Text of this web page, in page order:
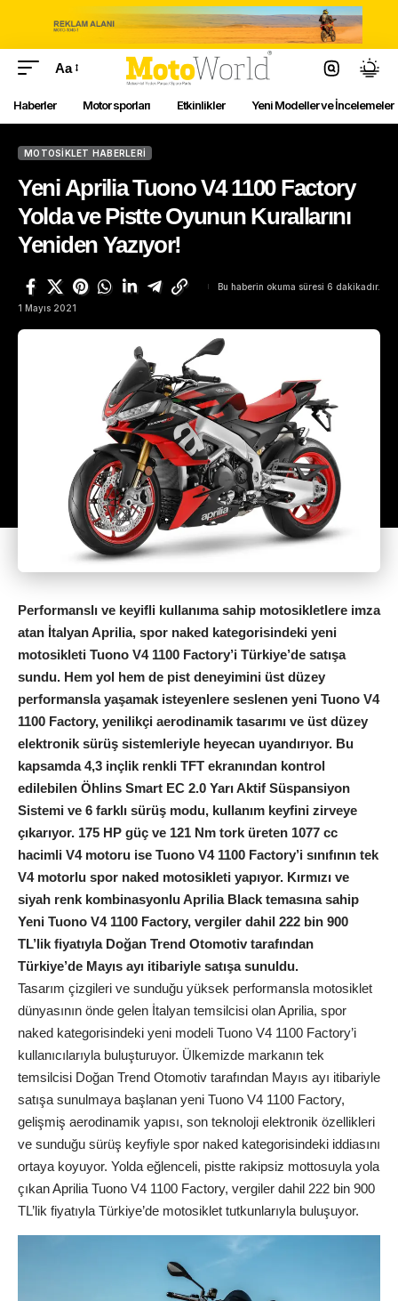
Aa
Haberler Motor sporları Etkinlikler Yeni Modeller ve İncelemeler
MOTOSIKLET HABERLERI
Yeni Aprilia Tuono V4 1100 Factory
Yolda ve Pistte Oyunun Kurallarını
Yeniden Yazıyor!
1 Mayıs 2021
Bu haberin okuma süresi 6 dakikadır.
Performanslı ve keyifli kullanıma sahip motosikletlere imza
atan İtalyan Aprilia, spor naked kategorisindeki yeni
motosikleti Tuono V4 1100 Factory’i Türkiye’de satışa
sundu. Hem yol hem de pist deneyimini üst düzey
performansla yaşamak isteyenlere seslenen yeni Tuono V4
1100 Factory, yenilikçi aerodinamik tasarımı ve üst düzey
elektronik sürüş sistemleriyle heyecan uyandırıyor. Bu
kapsamda 4,3 inçlik renkli TFT ekranından kontrol
edilebilen Öhlins Smart EC 2.0 Yarı Aktif Süspansiyon
Sistemi ve 6 farklı sürüş modu, kullanım keyfini zirveye
çıkarıyor. 175 HP güç ve 121 Nm tork üreten 1077 cc
hacimli V4 motoru ise Tuono V4 1100 Factory’i sınıfının tek
V4 motorlu spor naked motosikleti yapıyor. Kırmızı ve
siyah renk kombinasyonlu Aprilia Black temasına sahip
Yeni Tuono V4 1100 Factory, vergiler dahil 222 bin 900
TL’lik fiyatıyla Doğan Trend Otomotiv tarafından
Türkiye’de Mayıs ayı itibariyle satışa sunuldu.
Tasarım çizgileri ve sunduğu yüksek performansla motosiklet
dünyasının önde gelen İtalyan temsilcisi olan Aprilia, spor
naked kategorisindeki yeni modeli Tuono V4 1100 Factory’i
kullanıcılarıyla buluşturuyor. Ülkemizde markanın tek
temsilcisi Doğan Trend Otomotiv tarafından Mayıs ayı itibariyle
satışa sunulmaya başlanan yeni Tuono V4 1100 Factory,
gelişmiş aerodinamik yapısı, son teknoloji elektronik özellikleri
ve sunduğu sürüş keyfiyle spor naked kategorisindeki iddiasını
ortaya koyuyor. Yolda eğlenceli, pistte rakipsiz mottosuyla yola
çıkan Aprilia Tuono V4 1100 Factory, vergiler dahil 222 bin 900
TL’lik fiyatıyla Türkiye’de motosiklet tutkunlarıyla buluşuyor.